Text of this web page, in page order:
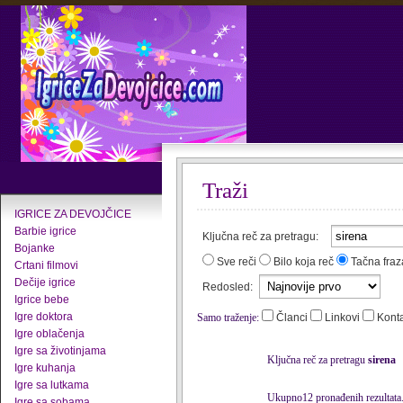
IGRICE ZA DEVOJČICE
Barbie igrice
Bojanke
Crtani filmovi
Dečije igrice
Igrice bebe
Igre doktora
Igre oblačenja
Igre sa životinjama
Igre kuhanja
Igre sa lutkama
Traži
Ključna reč za pretragu:
Sve reči
Bilo koja reč
Tačna
Redosled:
Samo traženje: Članci Linkovi
Ključna reč za pretragu sirena
Ukupno12 pronađenih rezultata.